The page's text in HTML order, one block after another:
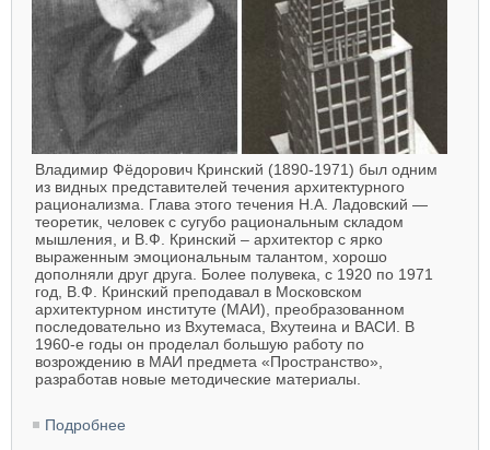
Владимир Фёдорович Кринский (1890-1971) был одним
из видных представителей течения архитектурного
рационализма. Глава этого течения Н.А. Ладовский —
теоретик, человек с сугубо рациональным складом
мышления, и В.Ф. Кринский – архитектор с ярко
выраженным эмоциональным талантом, хорошо
дополняли друг друга. Более полувека, с 1920 по 1971
год, В.Ф. Кринский преподавал в Московском
архитектурном институте (МАИ), преобразованном
последовательно из Вхутемаса, Вхутеина и ВАСИ. В
1960-е годы он проделал большую работу по
возрождению в МАИ предмета «Пространство»,
разработав новые методические материалы.
Подробнее